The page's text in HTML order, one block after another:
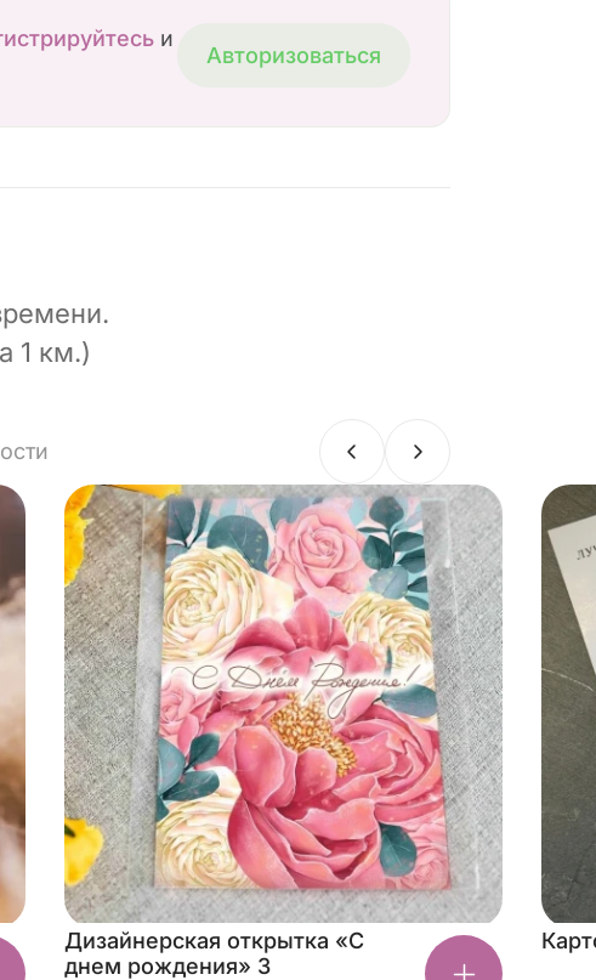
и
Авторизоваться
1 км.)
Дизайнерская открытка «С
днем рождения» 3